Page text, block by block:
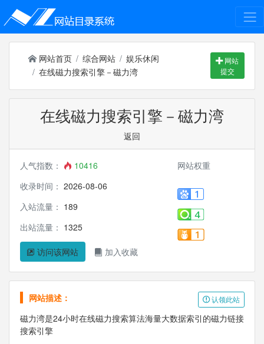
网站首页 综合网站
娱乐休闲
在线磁力搜索引擎－磁力湾
网站
提交
在线磁力搜索引擎－磁力湾
返回
人气指数：
10416
收录时间： 2026-08-06
入站流量： 189
出站流量： 1325
访问该网站 加入收藏
网站权重
认领此站
网站描述：
磁力湾是24小时在线磁力搜索算法海量大数据索引的磁力链接
搜索引擎